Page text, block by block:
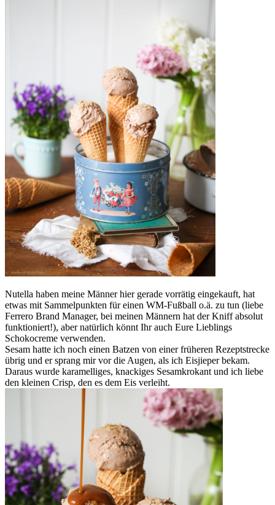
Nutella haben meine Männer hier gerade vorrätig eingekauft, hat
etwas mit Sammelpunkten für einen WM-Fußball o.ä. zu tun (liebe
Ferrero Brand Manager, bei meinen Männern hat der Kniff absolut
funktioniert!), aber natürlich könnt Ihr auch Eure Lieblings
Schokocreme verwenden.
Sesam hatte ich noch einen Batzen von einer früheren Rezeptstrecke
übrig und er sprang mir vor die Augen, als ich Eisjieper bekam.
Daraus wurde karamelliges, knackiges Sesamkrokant und ich liebe
den kleinen Crisp, den es dem Eis verleiht.